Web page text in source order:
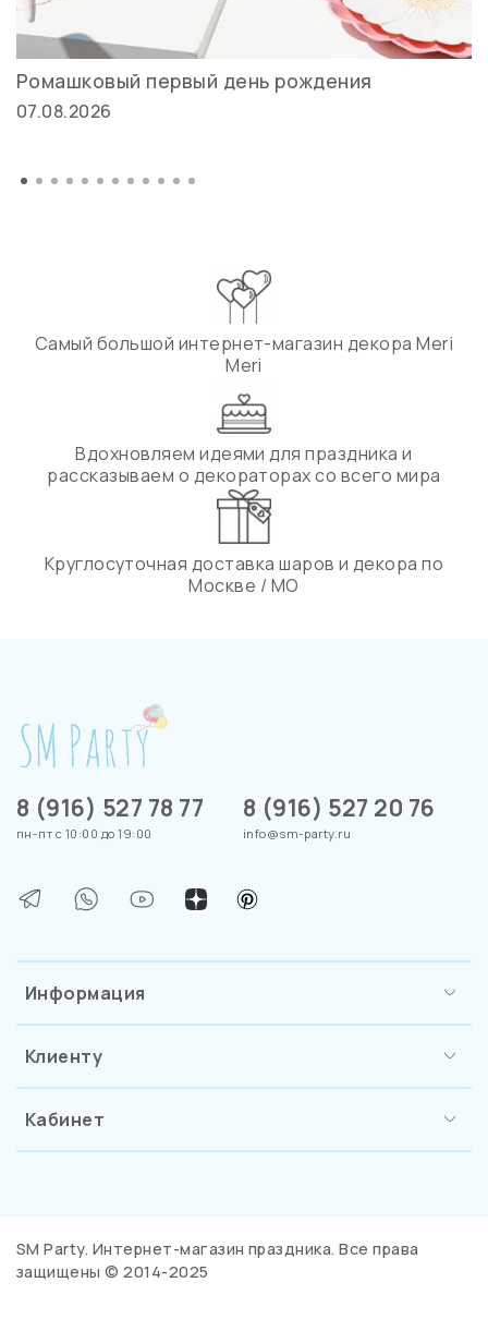
Ромашковый первый день рождения
07.08.2026
Самый большой интернет-магазин декора Meri
Meri
Вдохновляем идеями для праздника и
рассказываем о декораторах со всего мира
Круглосуточная доставка шаров и декора по
Москве / МО
Информация
Клиенту
Кабинет
8 (916) 527 78 77
пн-пт с 10:00 до 19:00
8 (916) 527 20 76
info@sm-party.ru
SM Party. Интернет-магазин праздника. Все права
защищены © 2014-2025